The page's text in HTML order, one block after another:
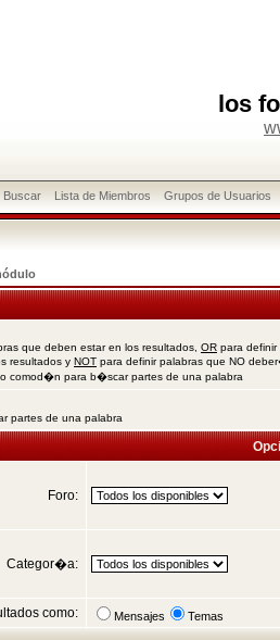
los
Buscar Lista de Miembros Grupos de Usuarios
que deben estar en los resultados, OR para definir
resultados y NOT para definir palabras que NO
comod�n para b�scar partes de una palabra
partes de una palabra
Foro:
Categor�a:
como: Mensajes Temas